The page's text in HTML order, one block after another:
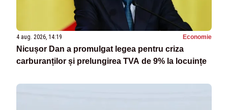
4 aug. 2026, 14:19 Economie
Nicușor Dan a promulgat legea pentru criza
carburanților și prelungirea TVA de 9% la locuințe